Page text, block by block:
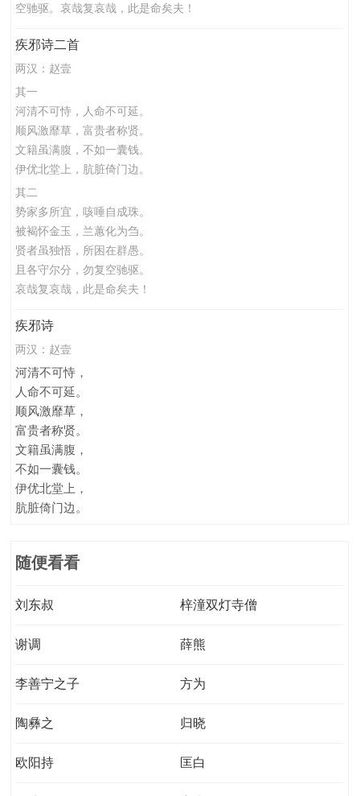
空驰驱。哀哉复哀哉，此是命矣夫！
疾邪诗二首
两汉： 赵壹
其一
河清不可恃，人命不可延。
顺风激靡草，富贵者称贤。
文籍虽满腹，不如一囊钱。
伊优北堂上，肮脏倚门边。
其二
势家多所宜，咳唾自成珠。
被褐怀金玉，兰蕙化为刍。
贤者虽独悟，所困在群愚。
且各守尔分，勿复空驰驱。
哀哉复哀哉，此是命矣夫！
疾邪诗
两汉： 赵壹
河清不可恃，
人命不可延。
顺风激靡草，
富贵者称贤。
文籍虽满腹，
不如一囊钱。
伊优北堂上，
肮脏倚门边。
随便看看
刘东叔 梓潼双灯寺僧
谢调 薛熊
李善宁之子 方为
陶彝之 归晓
欧阳持 匡白